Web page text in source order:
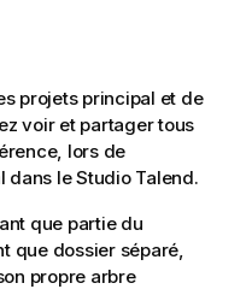
projets principal et de
voir et partager tous
lors de
dans leStudio Talend.
que partie du
que dossier séparé,
propre arbre